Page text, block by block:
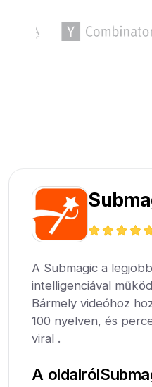
A Submagic a
intelligenciával
Bármely videóhoz
100 nyelven, és
viral .
A oldalról